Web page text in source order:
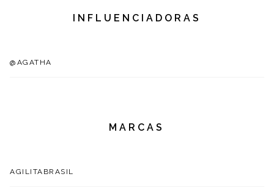
INFLUENCIADORAS
@AGATHA
MARCAS
AGILITABRASIL